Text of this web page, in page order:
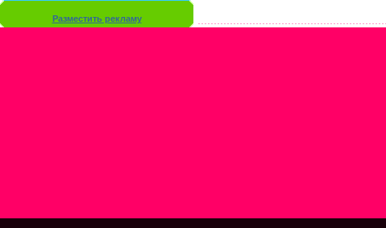
Разместить рекламу